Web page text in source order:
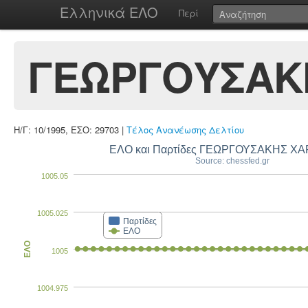
Ελληνικά ΕΛΟ Περί
Η/Γ: 10/1995, ΕΣΟ: 29703 | Τέλος Ανανέωσης Δελτίου
ΕΛΟ και Παρτίδες ΓΕΩΡΓΟΥΣΑΚΗΣ
Source: chessfed.gr
Παρτίδες
ΕΛΟ
1004.975
1005
1005.025
1005.05
ΕΛΟ